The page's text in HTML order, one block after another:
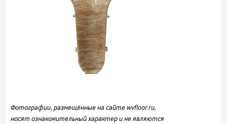
Фотографии, размещённые на сайте wvfloor.ru,
носят ознакомительный характер и не являются